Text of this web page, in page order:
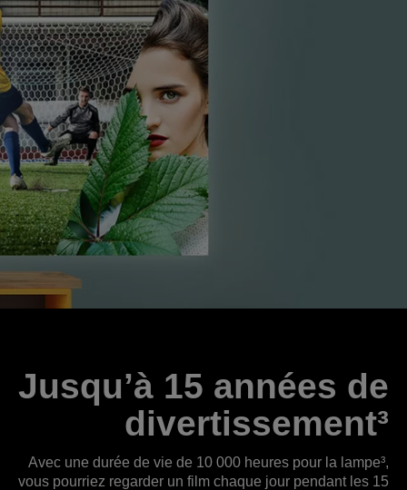
Jusqu’à 15 années de
divertissement³
Avec une durée de vie de 10 000 heures pour la lampe³,
vous pourriez regarder un film chaque jour pendant les 15